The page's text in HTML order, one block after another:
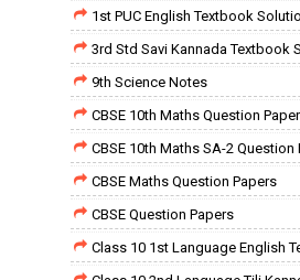
1st PUC English Textbook
3rd Std Savi Kannada Textbook
9th Science Notes
CBSE 10th Maths Question
CBSE 10th Maths SA-2 Question
CBSE Maths Question Papers
CBSE Question Papers
Class 10 1st Language English